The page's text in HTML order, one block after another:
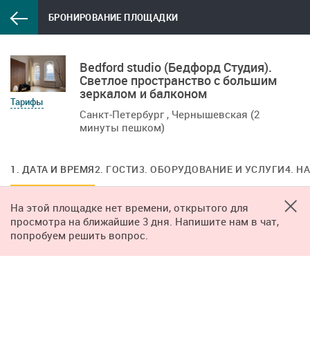
БРОНИРОВАНИЕ ПЛОЩАДКИ
Тарифы
Bedford studio (Бедфорд Студия).
Светлое пространство с большим
зеркалом и балконом
Санкт-Петербург , Чернышевская (2
минуты пешком)
1. ДАТА И ВРЕМЯ2. ГОСТИ3. ОБОРУДОВАНИЕ И УСЛУГИ4.
На этой площадке нет времени, открытого для
просмотра на ближайшие 3 дня. Напишите нам в чат,
попробуем решить вопрос.